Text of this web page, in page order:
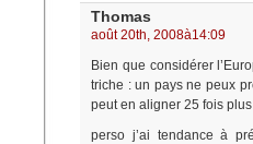
Thomas
août 20th, 2008à14:09
Bien que considérer
triche : un pays ne peux
peut en aligner 25 fois
perso j’ai tendance à